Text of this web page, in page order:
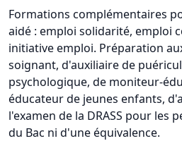
Formations complémentaires
aidé : emploi solidarité, emploi
initiative emploi. Préparation
soignant, d'auxiliaire de
psychologique, de moniteur-
éducateur de jeunes enfants,
l'examen de la DRASS pour les
du Bac ni d'une équivalence.